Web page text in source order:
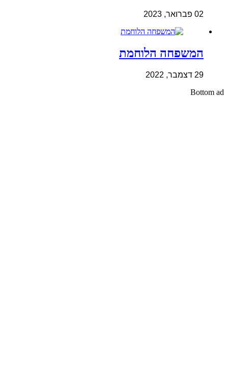
02 פברואר, 2023
המשפחה הלוחמת
29 דצמבר, 2022
Bottom ad